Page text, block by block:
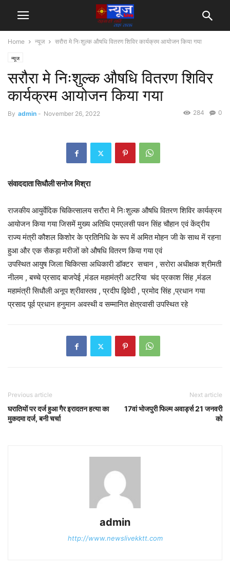
Home न्यूज सरौरा मे निःशुल्क औषधि वितरण शिविर कार्यक्रम आयोजन किया गया
न्यूज
सरौरा मे निःशुल्क औषधि वितरण शिविर
कार्यक्रम आयोजन किया गया
By admin - November 26, 2022 0
284
संवाददाता सिधौली सनोज मिश्रा
राजकीय आयुर्वेदिक चिकित्सालय सरौरा मे निःशुल्क औषधि वितरण शिविर कार्यक्रम
आयोजन किया गया जिसमें मुख्य अतिथि एमएलसी पवन सिंह चौहान एवं केंद्रीय
राज्य मंत्री कौशल किशोर के प्रतिनिधि के रूप में अमित मोहन जी के साथ में रहना
हुआ और एक सैकड़ा मरीजों को औषधि वितरण किया गया एवं
उपस्थित आयुष जिला चिकित्सा अधिकारी डॉक्टर सचान , सरोरा अधीक्षक श्रीमती
नीलम , बच्चे प्रसाद बाजपेई ,मंडल महामंत्री अटरिया चंद प्रकाश सिंह ,मंडल
महामंत्री सिधौली अनूप श्रीवास्तव , प्रदीप द्विवेदी , प्रमोद सिंह ,प्रधान गया
प्रसाद पूर्व प्रधान हनुमान अवस्थी व सम्मानित क्षेत्रवासी उपस्थित रहे
Previous article
घरातियों पर दर्ज हुआ गैर इरादतन हत्या का
मुकदमा दर्ज, बनी चर्चा
Next article
17वां भोजपुरी फिल्म अवार्ड्स 21 जनवरी
को
admin
http://www.newslivekktt.com